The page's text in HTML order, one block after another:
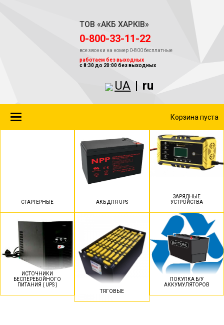
ТОВ «АКБ ХАРКІВ»
‎0-800-33-11-22
все звонки на номер 0-800 бесплатные
работаем без выходных
с 8:30 до 20:00 без выходных
UA | ru
Toggle
Корзина пуста
СТАРТЕРНЫЕ АКБ ДЛЯ UPS
ЗАРЯДНЫЕ
УСТРОЙСТВА
ИСТОЧНИКИ
БЕСПЕРЕБОЙНОГО
ПИТАНИЯ ( UPS )
ТЯГОВЫЕ
ПОКУПКА Б/У
АККУМУЛЯТОРОВ